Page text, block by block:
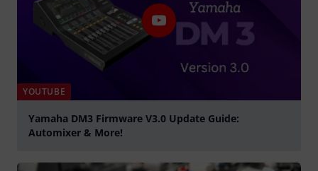
YOUTUBE
Yamaha DM3 Firmware V3.0 Update Guide:
Automixer & More!